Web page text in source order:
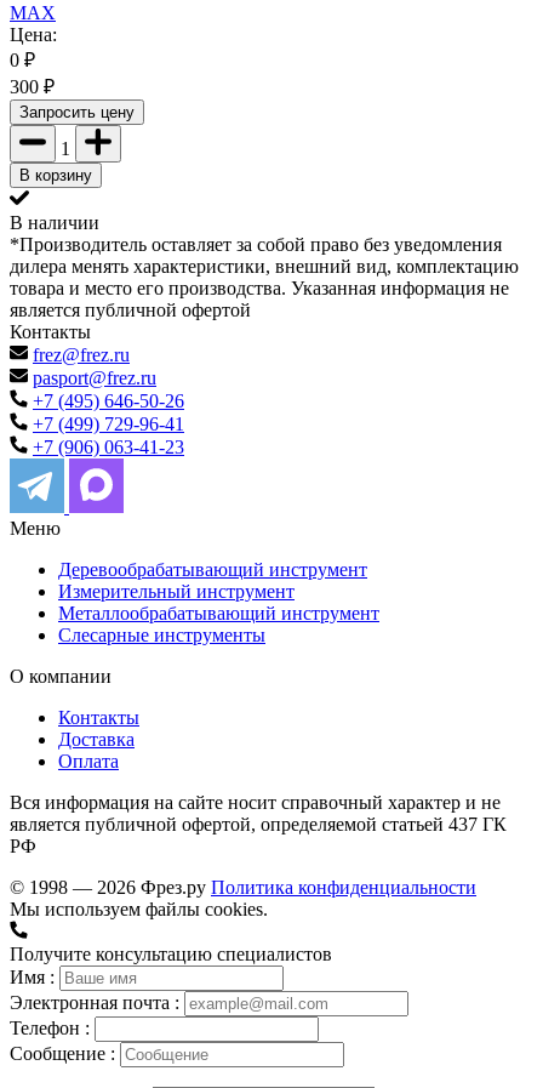
MAX
Цена:
0 ₽
300 ₽
Запросить цену
1
В корзину
В наличии
*Производитель оставляет за собой право без уведомления
дилера менять характеристики, внешний вид, комплектацию
товара и место его производства. Указанная информация не
является публичной офертой
Контакты
frez@frez.ru
pasport@frez.ru
+7 (495) 646-50-26
+7 (499) 729-96-41
+7 (906) 063-41-23
Меню
Деревообрабатывающий инструмент
Измерительный инструмент
Металлообрабатывающий инструмент
Слесарные инструменты
О компании
Контакты
Доставка
Оплата
Вся информация на сайте носит справочный характер и не
является публичной офертой, определяемой статьей 437 ГК
РФ
© 1998 — 2026 Фрез.ру Политика конфиденциальности
Мы используем файлы cookies.
Получите консультацию специалистов
Имя :
Электронная почта :
Телефон :
Сообщение :